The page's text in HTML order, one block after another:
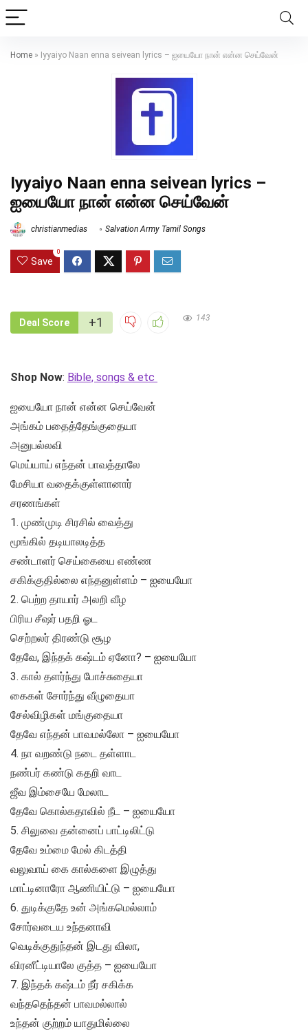
Home » Iyyaiyo Naan enna seivean lyrics – ஐயையோ நான் என்ன செய்வேன்
Iyyaiyo Naan enna seivean lyrics –
ஐயையோ நான் என்ன செய்வேன்
christianmedias Salvation Army Tamil Songs
Save
0
Deal Score +1 143
Shop Now: Bible, songs & etc
ஐயையோ நான் என்ன செய்வேன்
அங்கம் பதைத்தேங்குதையா
அனுபல்லவி
மெய்யாய் எந்தன் பாவத்தாலே
மேசியா வதைக்குள்ளானார்
சரணங்கள்
1. முண்முடி சிரசில் வைத்து
மூங்கில் தடியாலடித்த
சண்டாளர் செய்கையை எண்ண
சகிக்குதில்லை எந்தனுள்ளம் – ஐயையோ
2. பெற்ற தாயார் அலறி வீழ
பிரிய சீஷர் பதறி ஓட
செற்றலர் திரண்டு சூழ
தேவே, இந்தக் கஷ்டம் ஏனோ? – ஐயையோ
3. கால் தளர்ந்து போச்சுதையா
கைகள் சோர்ந்து வீழுதையா
சேல்விழிகள் மங்குதையா
தேவே எந்தன் பாவமல்லோ – ஐயையோ
4. நா வறண்டு நடை தள்ளாட
நண்பர் கண்டு கதறி வாட
ஜீவ இம்சையே மேலாட
தேவே கொல்கதாவில் நீட – ஐயையோ
5. சிலுவை தன்னைப் பாட்டிலிட்டு
தேவே உம்மை மேல் கிடத்தி
வலுவாய் கை கால்களை இழுத்து
மாட்டினாரோ ஆணியிட்டு – ஐயையோ
6. துடிக்குதே உன் அங்கமெல்லாம்
சோர்வடைய உந்தனாவி
வெடிக்குதுந்தன் இடது விலா,
விரனீட்டியாலே குத்த – ஐயையோ
7. இந்தக் கஷ்டம் நீர் சகிக்க
வந்ததெந்தன் பாவமல்லால்
உந்தன் குற்றம் யாதுமில்லை